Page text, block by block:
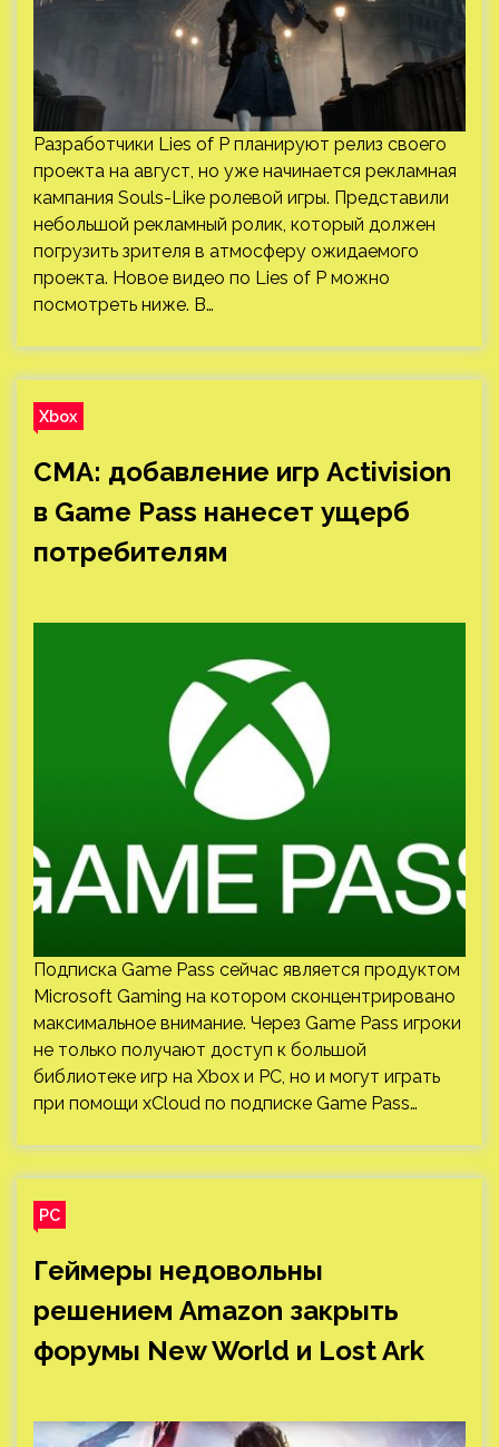
Разработчики Lies of P планируют релиз своего
проекта на август, но уже начинается рекламная
кампания Souls-Like ролевой игры. Представили
небольшой рекламный ролик, который должен
погрузить зрителя в атмосферу ожидаемого
проекта. Новое видео по Lies of P можно
посмотреть ниже. В…
Xbox
CMA: добавление игр Activision
в Game Pass нанесет ущерб
потребителям
Подписка Game Pass сейчас является продуктом
Microsoft Gaming на котором сконцентрировано
максимальное внимание. Через Game Pass игроки
не только получают доступ к большой
библиотеке игр на Xbox и PC, но и могут играть
при помощи xCloud по подписке Game Pass…
PC
Геймеры недовольны
решением Amazon закрыть
форумы New World и Lost Ark